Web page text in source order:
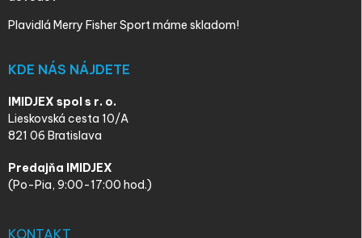
Plavidlá Merry Fisher Sport máme skladom!
KDE NÁS NÁJDETE
IMIDJEX spol s r. o.
Lieskovská cesta 10/A
821 06 Bratislava
Predajňa IMIDJEX
(Po-Pia, 9:00-17:00 hod.)
KONTAKT